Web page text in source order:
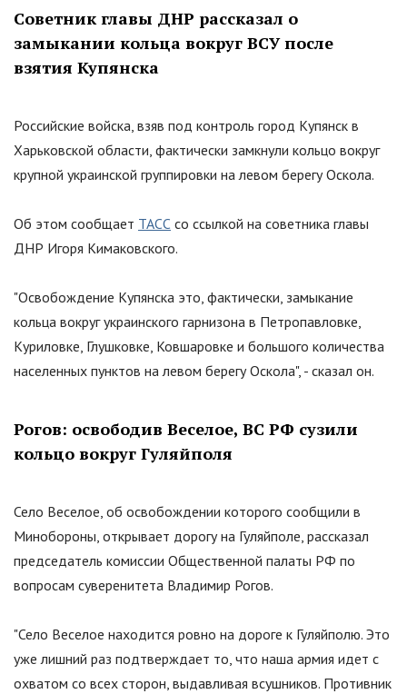
Советник главы ДНР рассказал о
замыкании кольца вокруг ВСУ после
взятия Купянска
Российские войска, взяв под контроль город Купянск в
Харьковской области, фактически замкнули кольцо вокруг
крупной украинской группировки на левом берегу Оскола.
Об этом сообщает ТАСС со ссылкой на советника главы
ДНР Игоря Кимаковского.
"Освобождение Купянска это, фактически, замыкание
кольца вокруг украинского гарнизона в Петропавловке,
Куриловке, Глушковке, Ковшаровке и большого количества
населенных пунктов на левом берегу Оскола", - сказал он.
Рогов: освободив Веселое, ВС РФ сузили
кольцо вокруг Гуляйполя
Село Веселое, об освобождении которого сообщили в
Минобороны, открывает дорогу на Гуляйполе, рассказал
председатель комиссии Общественной палаты РФ по
вопросам суверенитета Владимир Рогов.
"Село Веселое находится ровно на дороге к Гуляйполю. Это
уже лишний раз подтверждает то, что наша армия идет с
охватом со всех сторон, выдавливая всушников. Противник